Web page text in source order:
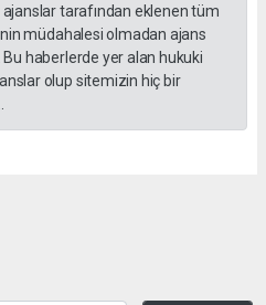
ajanslar tarafından eklenen tüm
müdahalesi olmadan ajans
haberlerde yer alan hukuki
olup sitemizin hiç bir